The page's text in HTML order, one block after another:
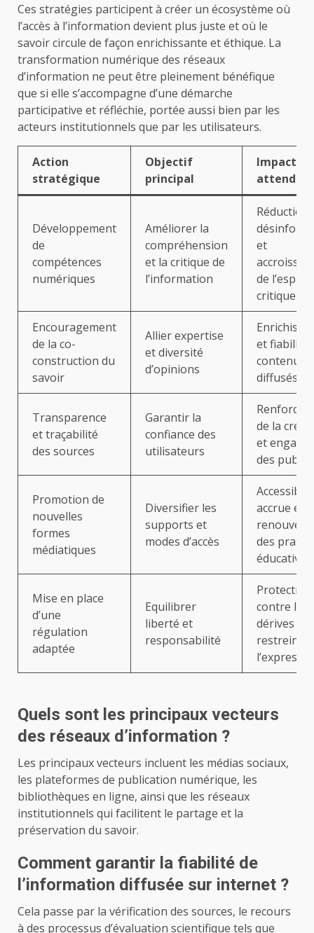
Ces stratégies participent à créer un écosystème où
l’accès à l’information devient plus juste et où le
savoir circule de façon enrichissante et éthique. La
transformation numérique des réseaux
d’information ne peut être pleinement bénéfique
que si elle s’accompagne d’une démarche
participative et réfléchie, portée aussi bien par les
acteurs institutionnels que par les utilisateurs.
Action
stratégique
Objectif
principal
Impact
attendu
Développement
de
compétences
numériques
Améliorer la
compréhension
et la critique de
l’information
Réduction
et
de l’esprit
critique
Encouragement
de la co-
construction du
savoir
Allier expertise
et diversité
d’opinions
et fiabilité
contenus
diffusés
Transparence
et traçabilité
des sources
Garantir la
confiance des
utilisateurs
de la
et
des publics
Promotion de
nouvelles
formes
médiatiques
Diversifier les
supports et
modes d’accès
accrue et
des
éducatives
Mise en place
d’une
régulation
adaptée
Equilibrer
liberté et
responsabilité
Protection
contre les
dérives
Quels sont les principaux vecteurs
des réseaux d’information ?
Les principaux vecteurs incluent les médias sociaux,
les plateformes de publication numérique, les
bibliothèques en ligne, ainsi que les réseaux
institutionnels qui facilitent le partage et la
préservation du savoir.
Comment garantir la fiabilité de
l’information diffusée sur internet ?
Cela passe par la vérification des sources, le recours
à des processus d’évaluation scientifique tels que